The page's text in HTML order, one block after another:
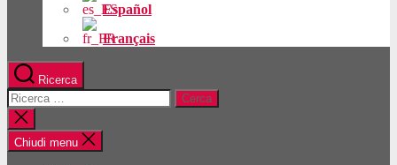
Español
Français
Ricerca
Cercare:
Chiudi
la
ricerca
Chiudi menu